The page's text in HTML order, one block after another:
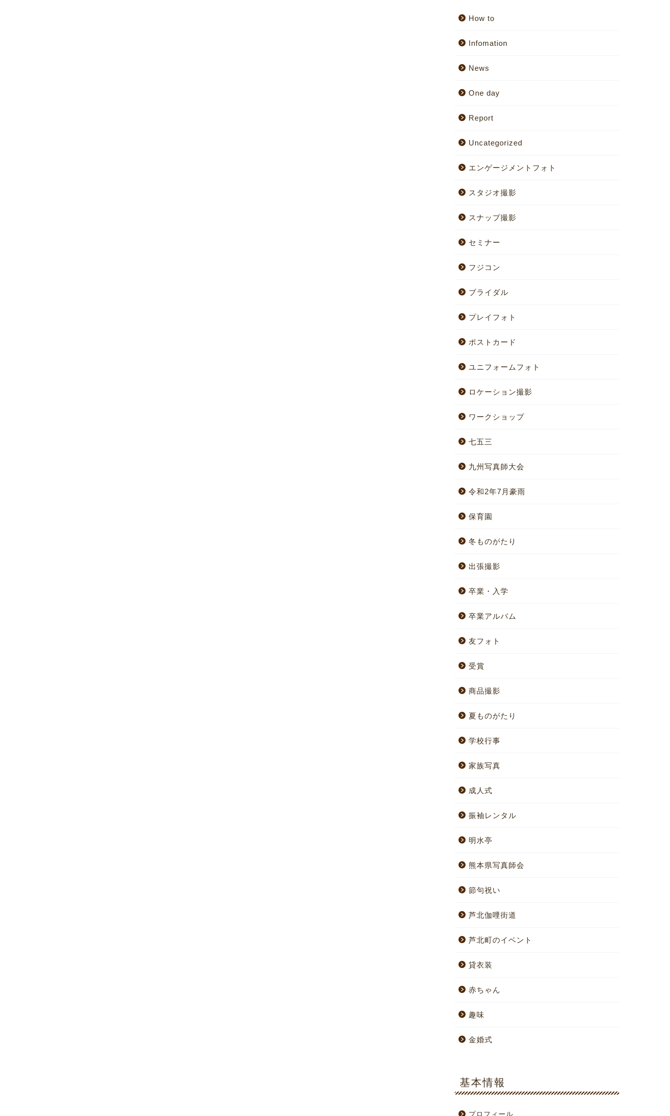
How to
Infomation
News
One day
Report
Uncategorized
エンゲージメントフォト
スタジオ撮影
スナップ撮影
セミナー
フジコン
ブライダル
プレイフォト
ポストカード
ユニフォームフォト
ロケーション撮影
ワークショップ
七五三
九州写真師大会
令和2年7月豪雨
保育園
冬ものがたり
出張撮影
卒業・入学
卒業アルバム
友フォト
受賞
商品撮影
夏ものがたり
学校行事
家族写真
成人式
振袖レンタル
明水亭
熊本県写真師会
節句祝い
芦北伽哩街道
芦北町のイベント
貸衣装
赤ちゃん
趣味
金婚式
基本情報
プロフィール